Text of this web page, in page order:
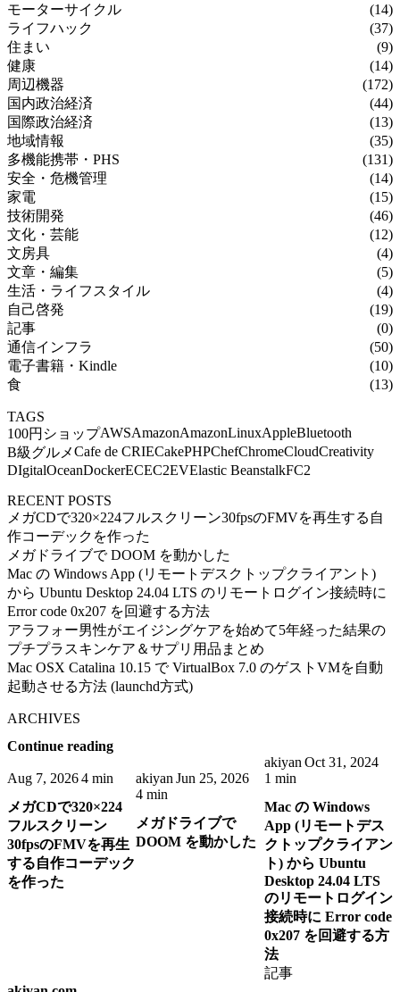
モーターサイクル
(14)
ライフハック
(37)
住まい
(9)
健康
(14)
周辺機器
(172)
国内政治経済
(44)
国際政治経済
(13)
地域情報
(35)
多機能携帯・PHS
(131)
安全・危機管理
(14)
家電
(15)
技術開発
(46)
文化・芸能
(12)
文房具
(4)
文章・編集
(5)
生活・ライフスタイル
(4)
自己啓発
(19)
記事
(0)
通信インフラ
(50)
電子書籍・Kindle
(10)
食
(13)
TAGS
100円ショップAWSAmazonAmazonLinuxAppleBluetooth
B級グルメCafe de CRIECakePHPChefChromeCloudCreativity
DIgitalOceanDockerECEC2EVElastic BeanstalkFC2
RECENT POSTS
メガCDで320×224フルスクリーン30fpsのFMVを再生する自
作コーデックを作った
メガドライブで DOOM を動かした
Mac の Windows App (リモートデスクトップクライアント)
から Ubuntu Desktop 24.04 LTS のリモートログイン接続時に
Error code 0x207 を回避する方法
アラフォー男性がエイジングケアを始めて5年経った結果の
プチプラスキンケア＆サプリ用品まとめ
Mac OSX Catalina 10.15 で VirtualBox 7.0 のゲストVMを自動
起動させる方法 (launchd方式)
ARCHIVES
Continue reading
Aug 7, 20264 min
メガCDで320×224
フルスクリーン
30fpsのFMVを再生
する自作コーデック
を作った
akiyan Jun 25, 2026
4 min
メガドライブで
DOOM を動かした
akiyan Oct 31, 2024
1 min
Mac の Windows
App (リモートデス
クトップクライアン
ト) から Ubuntu
Desktop 24.04 LTS
のリモートログイン
接続時に Error code
0x207 を回避する方
法
記事